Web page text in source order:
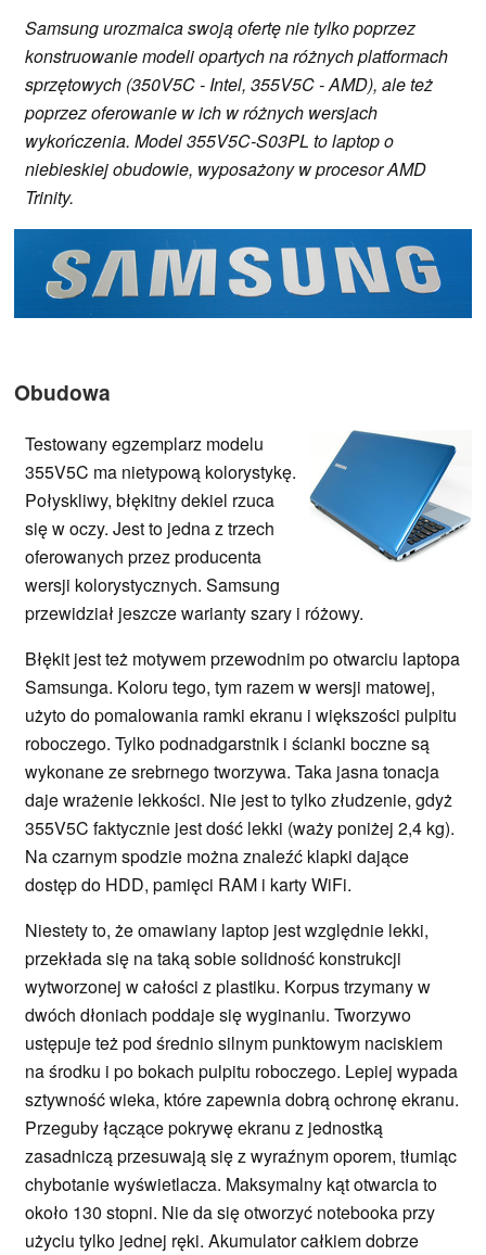
Samsung urozmaica swoją ofertę nie tylko poprzez
konstruowanie modeli opartych na różnych platformach
sprzętowych (350V5C - Intel, 355V5C - AMD), ale też
poprzez oferowanie w ich w różnych wersjach
wykończenia. Model 355V5C-S03PL to laptop o
niebieskiej obudowie, wyposażony w procesor AMD
Trinity.
Obudowa
Testowany egzemplarz modelu
355V5C ma nietypową kolorystykę.
Połyskliwy, błękitny dekiel rzuca
się w oczy. Jest to jedna z trzech
oferowanych przez producenta
wersji kolorystycznych. Samsung
przewidział jeszcze warianty szary i różowy.
Błękit jest też motywem przewodnim po otwarciu laptopa
Samsunga. Koloru tego, tym razem w wersji matowej,
użyto do pomalowania ramki ekranu i większości pulpitu
roboczego. Tylko podnadgarstnik i ścianki boczne są
wykonane ze srebrnego tworzywa. Taka jasna tonacja
daje wrażenie lekkości. Nie jest to tylko złudzenie, gdyż
355V5C faktycznie jest dość lekki (waży poniżej 2,4 kg).
Na czarnym spodzie można znaleźć klapki dające
dostęp do HDD, pamięci RAM i karty WiFi.
Niestety to, że omawiany laptop jest względnie lekki,
przekłada się na taką sobie solidność konstrukcji
wytworzonej w całości z plastiku. Korpus trzymany w
dwóch dłoniach poddaje się wyginaniu. Tworzywo
ustępuje też pod średnio silnym punktowym naciskiem
na środku i po bokach pulpitu roboczego. Lepiej wypada
sztywność wieka, które zapewnia dobrą ochronę ekranu.
Przeguby łączące pokrywę ekranu z jednostką
zasadniczą przesuwają się z wyraźnym oporem, tłumiąc
chybotanie wyświetlacza. Maksymalny kąt otwarcia to
około 130 stopni. Nie da się otworzyć notebooka przy
użyciu tylko jednej ręki. Akumulator całkiem dobrze